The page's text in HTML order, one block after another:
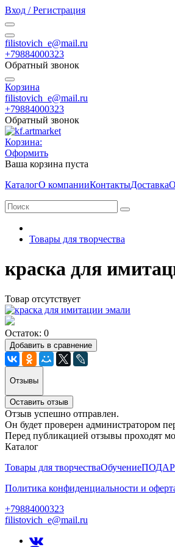
Вход / Регистрация
filistovich_e@mail.ru
+79884000323
Обратный звонок
Корзина
filistovich_e@mail.ru
+79884000323
Обратный звонок
Корзина:
Оформить
Ваша корзина пуста
КаталогО компанииКонтактыДоставка
Товары для творчества
краска для
Товар отсутствует
Остаток: 0
Добавить в сравнение
Отзывы
Оставить отзыв
Отзыв успешно отправлен.
Он будет проверен администратором
Перед публикацией отзывы проходят
Каталог
Товары для творчестваОбучение
Политика конфиденциальности и
+79884000323
filistovich_e@mail.ru